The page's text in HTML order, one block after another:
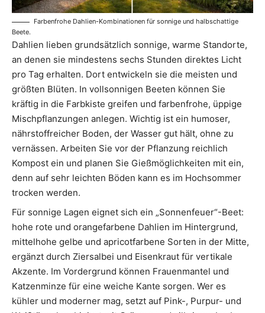
Farbenfrohe Dahlien-Kombinationen für sonnige und halbschattige
Beete.
Dahlien lieben grundsätzlich sonnige, warme Standorte,
an denen sie mindestens sechs Stunden direktes Licht
pro Tag erhalten. Dort entwickeln sie die meisten und
größten Blüten. In vollsonnigen Beeten können Sie
kräftig in die Farbkiste greifen und farbenfrohe, üppige
Mischpflanzungen anlegen. Wichtig ist ein humoser,
nährstoffreicher Boden, der Wasser gut hält, ohne zu
vernässen. Arbeiten Sie vor der Pflanzung reichlich
Kompost ein und planen Sie Gießmöglichkeiten mit ein,
denn auf sehr leichten Böden kann es im Hochsommer
trocken werden.
Für sonnige Lagen eignet sich ein „Sonnenfeuer“-Beet:
hohe rote und orangefarbene Dahlien im Hintergrund,
mittelhohe gelbe und apricotfarbene Sorten in der Mitte,
ergänzt durch Ziersalbei und Eisenkraut für vertikale
Akzente. Im Vordergrund können Frauenmantel und
Katzenminze für eine weiche Kante sorgen. Wer es
kühler und moderner mag, setzt auf Pink-, Purpur- und